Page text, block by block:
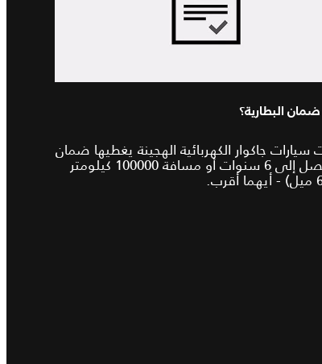
البطارية؟
سيارات جاكوار الكهربائية الهجينة يغطيها ضمان
لمدة تصل إلى 6 سنوات أو مسافة 100000 كيلومتر